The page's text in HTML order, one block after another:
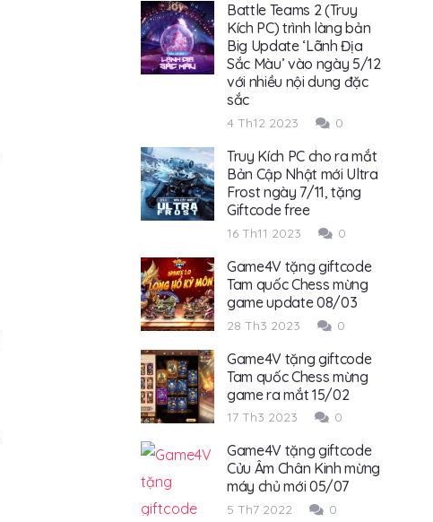
Battle Teams 2 (Truy
Kích PC) trình làng bản
Big Update ‘Lãnh Địa
Sắc Màu’ vào ngày 5/12
với nhiều nội dung đặc
sắc
4 Th12 2023 0
Truy Kích PC cho ra mắt
Bản Cập Nhật mới Ultra
Frost ngày 7/11, tặng
Giftcode free
16 Th11 2023 0
Game4V tặng giftcode
Tam quốc Chess mừng
game update 08/03
28 Th3 2023 0
Game4V tặng giftcode
Tam quốc Chess mừng
game ra mắt 15/02
17 Th3 2023 0
Game4V tặng giftcode
Cửu Âm Chân Kinh mừng
máy chủ mới 05/07
5 Th7 2022 0